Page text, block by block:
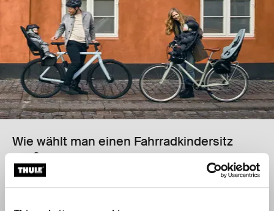
Wie wählt man einen Fahrradkindersitz
aus?
Finde das passende Produkt für deine Familie